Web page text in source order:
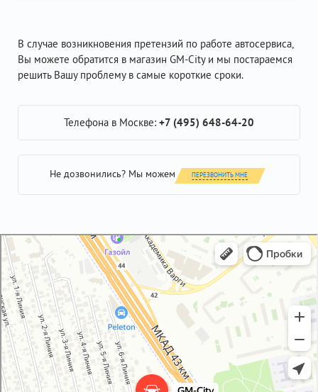
В случае возникновения претензий по работе автосервиса,
Вы можете обратится в магазин GM-City и мы постараемся
решить Вашу проблему в самые короткие сроки.
Телефона в Москве: +7 (495) 648-64-20
Не дозвонились? Мы можем ПЕРЕЗВОНИТЬ МНЕ
GM-City&VAG-Repair
Автосервис, автотехцентр в Москве
Магазин автозапчастей и автотоваров в Москве